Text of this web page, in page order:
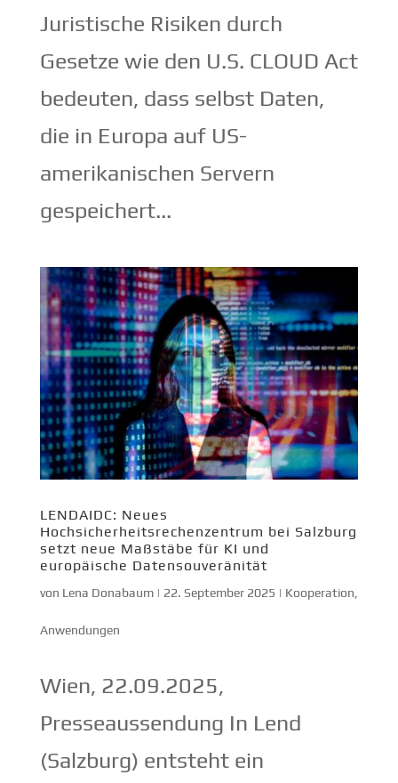
Juristische Risiken durch
Gesetze wie den U.S. CLOUD Act
bedeuten, dass selbst Daten,
die in Europa auf US-
amerikanischen Servern
gespeichert...
LENDAIDC: Neues
Hochsicherheitsrechenzentrum bei Salzburg
setzt neue Maßstäbe für KI und
europäische Datensouveränität
von Lena Donabaum| 22. September 2025 | Kooperation
Anwendungen
Wien, 22.09.2025,
Presseaussendung In Lend
(Salzburg) entsteht ein